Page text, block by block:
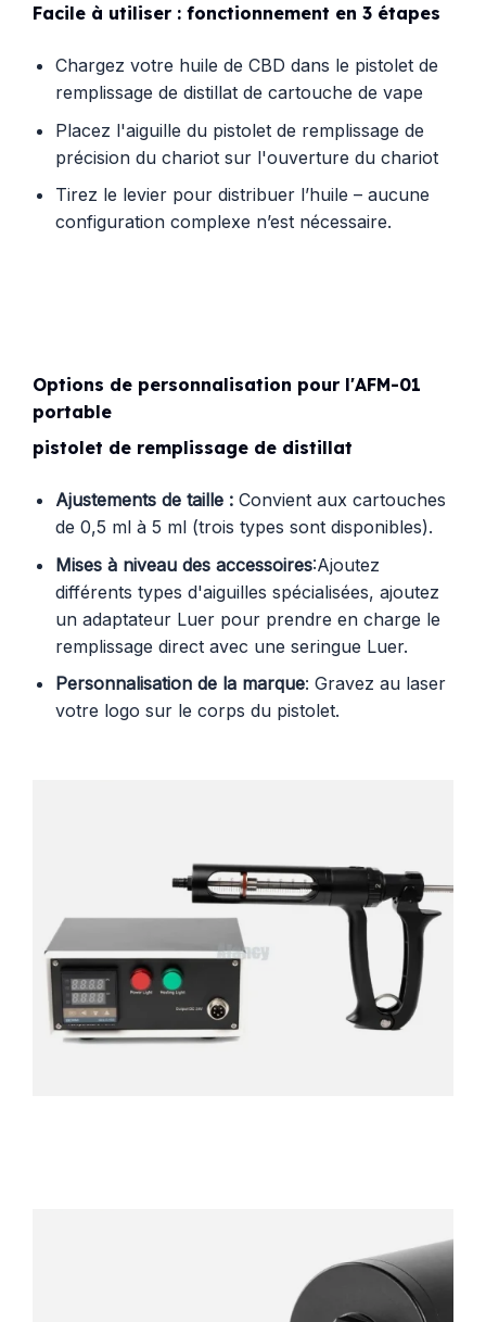
Facile à utiliser : fonctionnement en 3 étapes
Chargez votre huile de CBD dans le pistolet de
remplissage de distillat de cartouche de vape
Placez l'aiguille du pistolet de remplissage de
précision du chariot sur l'ouverture du chariot
Tirez le levier pour distribuer l’huile – aucune
configuration complexe n’est nécessaire.
Options de personnalisation pour l'AFM-01
portable
pistolet de remplissage de distillat
Ajustements de taille :Convient aux cartouches
de 0,5 ml à 5 ml (trois types sont disponibles).
Mises à niveau des accessoires:Ajoutez
différents types d'aiguilles spécialisées, ajoutez
un adaptateur Luer pour prendre en charge le
remplissage direct avec une seringue Luer.
Personnalisation de la marque: Gravez au laser
votre logo sur le corps du pistolet.